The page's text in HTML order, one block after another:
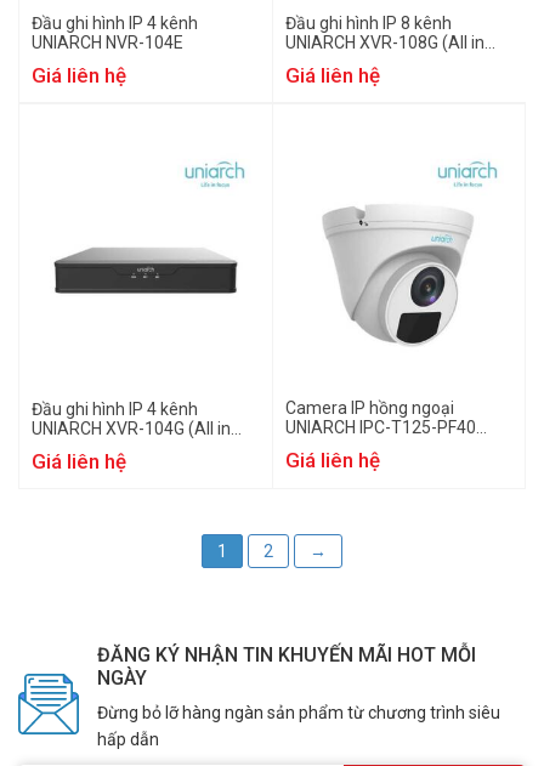
Đầu ghi hình IP 4 kênh
UNIARCH NVR-104E
Giá liên hệ
Đầu ghi hình IP 8 kênh
UNIARCH XVR-108G (All in
Giá liên hệ
Đầu ghi hình IP 4 kênh
UNIARCH XVR-104G (All in
Giá liên hệ
Camera IP hồng ngoại
UNIARCH IPC-T125-PF40
Giá liên hệ
1 2 →
ĐĂNG KÝ NHẬN TIN KHUYẾN MÃI HOT MỖI
NGÀY
Đừng bỏ lỡ hàng ngàn sản phẩm từ chương trình siêu
hấp dẫn